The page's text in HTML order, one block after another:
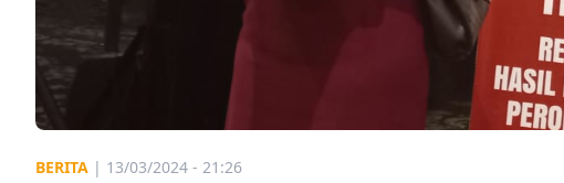
BERITA | 13/03/2024 - 21:26